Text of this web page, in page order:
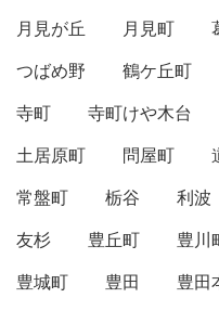
月見が丘
月見町
つばめ野
鶴ケ丘町
寺町
寺町けや木台
土居原町
問屋町
常盤町
栃谷 利波
友杉
豊丘町 豊川
豊城町
豊田 豊田